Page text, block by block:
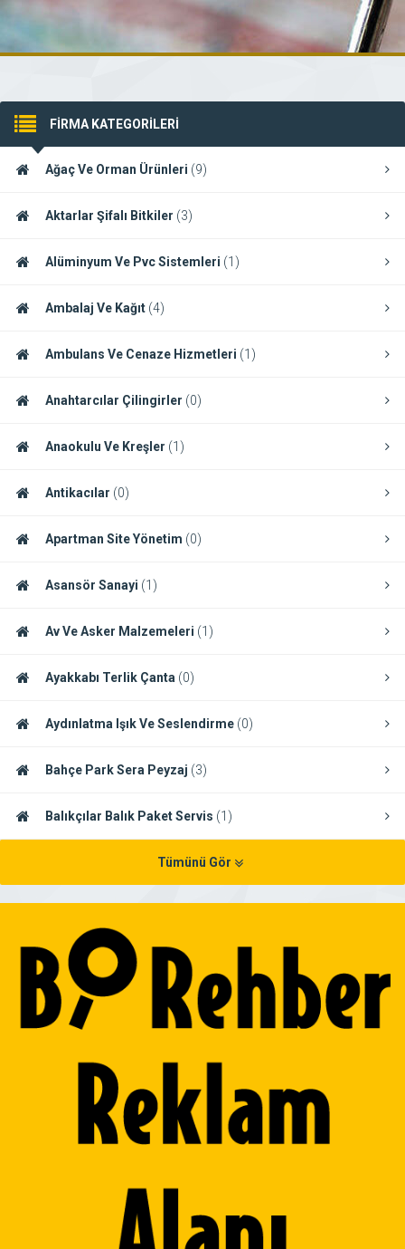
FİRMA KATEGORİLERİ
Ağaç Ve Orman Ürünleri (9)
Aktarlar Şifalı Bitkiler (3)
Alüminyum Ve Pvc Sistemleri (1)
Ambalaj Ve Kağıt (4)
Ambulans Ve Cenaze Hizmetleri (1)
Anahtarcılar Çilingirler (0)
Anaokulu Ve Kreşler (1)
Antikacılar (0)
Apartman Site Yönetim (0)
Asansör Sanayi (1)
Av Ve Asker Malzemeleri (1)
Ayakkabı Terlik Çanta (0)
Aydınlatma Işık Ve Seslendirme (0)
Bahçe Park Sera Peyzaj (3)
Balıkçılar Balık Paket Servis (1)
Tümünü Gör